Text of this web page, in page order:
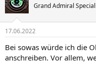
Grand Admiral Special
17.06.2022
Bei sowas würde ich die
anschreiben. Vor allem,